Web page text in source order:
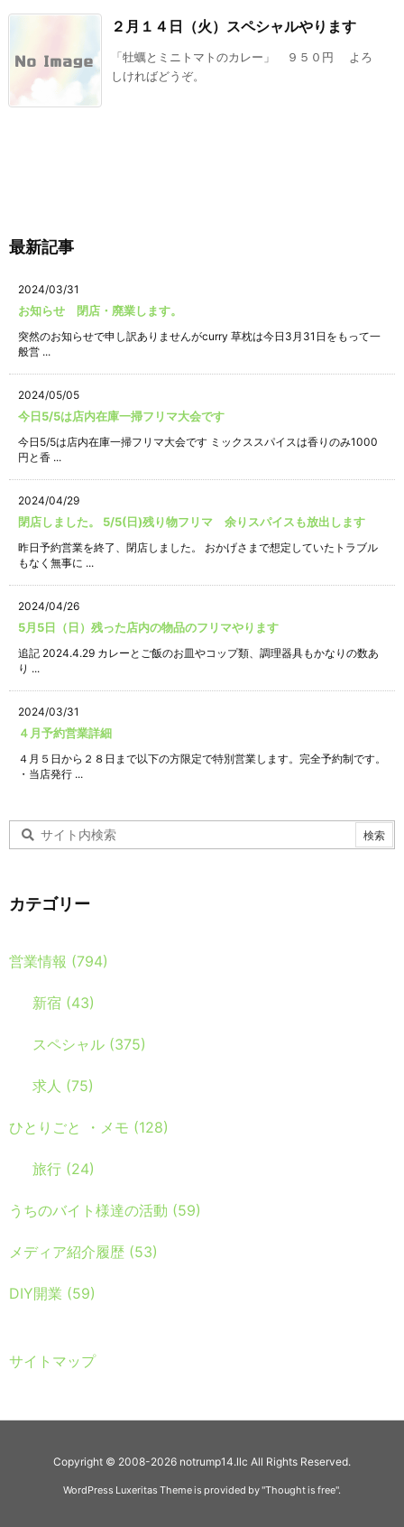
２月１４日（火）スペシャルやります
「牡蠣とミニトマトのカレー」 ９５０円 よろ
しければどうぞ。
最新記事
2024/03/31
お知らせ 閉店・廃業します。
突然のお知らせで申し訳ありませんがcurry 草枕は今日3月31日をもって一
般営 ...
2024/05/05
今日5/5は店内在庫一掃フリマ大会です
今日5/5は店内在庫一掃フリマ大会です ミックススパイスは香りのみ1000
円と香 ...
2024/04/29
閉店しました。 5/5(日)残り物フリマ 余りスパイスも放出します
昨日予約営業を終了、閉店しました。 おかげさまで想定していたトラブル
もなく無事に ...
2024/04/26
5月5日（日）残った店内の物品のフリマやります
追記 2024.4.29 カレーとご飯のお皿やコップ類、調理器具もかなりの数あ
り ...
2024/03/31
４月予約営業詳細
４月５日から２８日まで以下の方限定で特別営業します。完全予約制です。
・当店発行 ...
カテゴリー
営業情報 (794)
新宿 (43)
スペシャル (375)
求人 (75)
ひとりごと ・メモ (128)
旅行 (24)
うちのバイト様達の活動 (59)
メディア紹介履歴 (53)
DIY開業 (59)
サイトマップ
Copyright © 2008-2026 notrump14.llc All Rights Reserved.
WordPress Luxeritas Theme is provided by "Thought is free".